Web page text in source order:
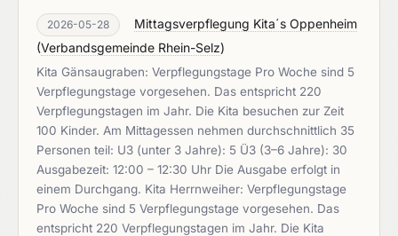
2026-05-28
Mittagsverpflegung Kita´s Oppenheim
(Verbandsgemeinde Rhein-Selz)
Kita Gänsaugraben: Verpflegungstage Pro Woche sind 5
Verpflegungstage vorgesehen. Das entspricht 220
Verpflegungstagen im Jahr. Die Kita besuchen zur Zeit
100 Kinder. Am Mittagessen nehmen durchschnittlich 35
Personen teil: U3 (unter 3 Jahre): 5 Ü3 (3–6 Jahre): 30
Ausgabezeit: 12:00 – 12:30 Uhr Die Ausgabe erfolgt in
einem Durchgang. Kita Herrnweiher: Verpflegungstage
Pro Woche sind 5 Verpflegungstage vorgesehen. Das
entspricht 220 Verpflegungstagen im Jahr. Die Kita